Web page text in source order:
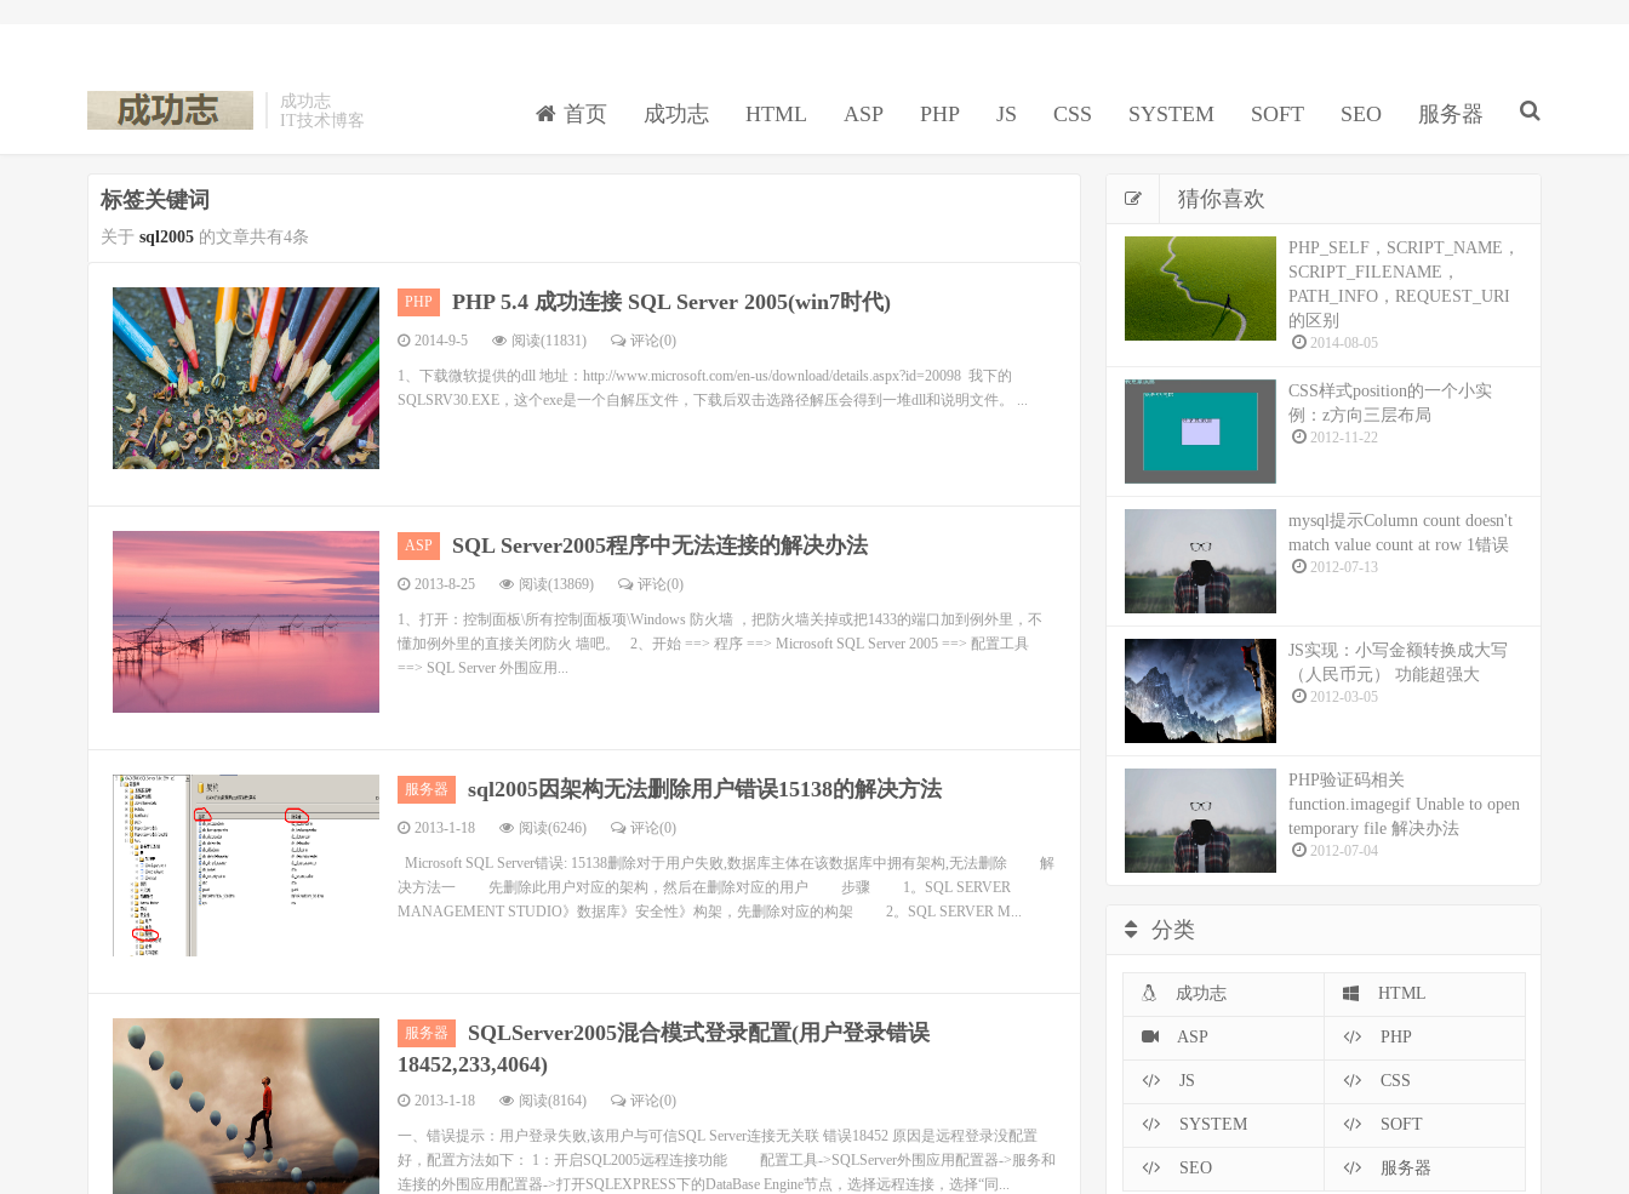
成功志
IT技术博客
首页 成功志 HTML ASP PHP JS CSS SYSTEM SOFT SEO 服务器
标签关键词
关于 sql2005 的文章共有4条
PHP PHP 5.4 成功连接 SQL Server 2005(win7时代)
2014-9-5 阅读(11831) 评论(0)
1、下载微软提供的dll 地址：http://www.microsoft.com/en-us/download/details.aspx?id=20098 我下的
SQLSRV30.EXE，这个exe是一个自解压文件，下载后双击选路径解压会得到一堆dll和说明文件。 ...
ASP SQL Server2005程序中无法连接的解决办法
2013-8-25 阅读(13869) 评论(0)
1、打开：控制面板\所有控制面板项\Windows 防火墙 ，把防火墙关掉或把1433的端口加到例外里，不
懂加例外里的直接关闭防火 墙吧。 2、开始 ==> 程序 ==> Microsoft SQL Server 2005 ==> 配置工具
==> SQL Server 外围应用...
服务器 sql2005因架构无法删除用户错误15138的解决方法
2013-1-18 阅读(6246) 评论(0)
Microsoft SQL Server错误: 15138删除对于用户失败,数据库主体在该数据库中拥有架构,无法删除 解
决方法一 先删除此用户对应的架构，然后在删除对应的用户 步骤 1。SQL SERVER
MANAGEMENT STUDIO》数据库》安全性》构架，先删除对应的构架 2。SQL SERVER M...
服务器
SQLServer2005混合模式登录配置(用户登录错误
18452,233,4064)
2013-1-18 阅读(8164) 评论(0)
一、错误提示：用户登录失败,该用户与可信SQL Server连接无关联 错误18452 原因是远程登录没配置
好，配置方法如下： 1：开启SQL2005远程连接功能 配置工具->SQLServer外围应用配置器->服务和
连接的外围应用配置器->打开SQLEXPRESS下的DataBase Engine节点，选择远程连接，选择“同...
猜你喜欢
PHP_SELF，SCRIPT_NAME，
SCRIPT_FILENAME，
PATH_INFO，REQUEST_URI
的区别
2014-08-05
CSS样式position的一个小实
例：z方向三层布局
2012-11-22
mysql提示Column count doesn't
match value count at row 1错误
2012-07-13
JS实现：小写金额转换成大写
（人民币元） 功能超强大
2012-03-05
PHP验证码相关
function.imagegif Unable to open
temporary file 解决办法
2012-07-04
分类
成功志 HTML
ASP PHP
JS CSS
SYSTEM SOFT
SEO 服务器